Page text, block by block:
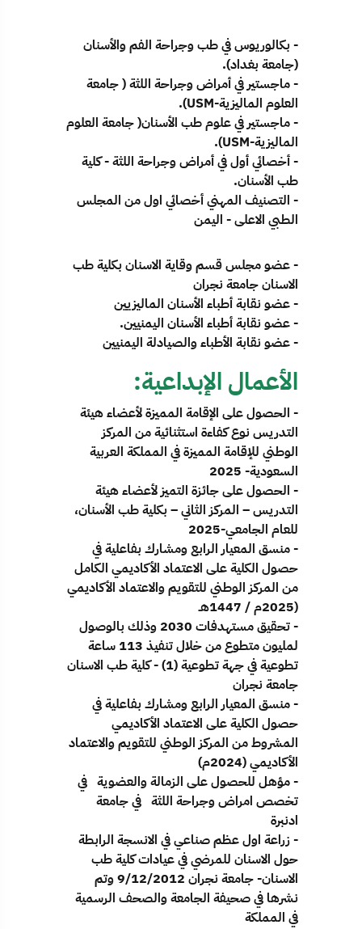
- بكالوريوس في طب وجراحة الفم والأسنان
(جامعة بغداد).
- ماجستير في أمراض وجراحة اللثة ( جامعة
العلوم الماليزية-USM).
- ماجستير في علوم طب الأسنان( جامعة العلوم
الماليزية-USM).
- أخصائي أول في أمراض وجراحة اللثة - كلية
طب الأسنان.
- التصنيف المهني أخصائي اول من المجلس
الطبي الاعلى - اليمن
- عضو مجلس قسم وقاية الاسنان بكلية طب
الاسنان جامعة نجران
- عضو نقابة أطباء الأسنان الماليزيين
- عضو نقابة أطباء الأسنان اليمنيين.
- عضو نقابة الأطباء والصيادلة اليمنيين
الأعمال الإبداعية:
- الحصول على الإقامة المميزة لأعضاء هيئة
التدريس نوع كفاءة استثنائية من المركز
الوطني للإقامة المميزة في المملكة العربية
السعودية- 2025
- الحصول على جائزة التميز لأعضاء هيئة
التدريس – المركز الثاني – بكلية طب الأسنان،
للعام الجامعي-2025
- منسق المعيار الرابع ومشارك بفاعلية في
حصول الكلية على الاعتماد الأكاديمي الكامل
من المركز الوطني للتقويم والاعتماد الأكاديمي
(2025م / 1447هـ
- تحقيق مستهدفات 2030 وذلك بالوصول
لمليون متطوع من خلال تنفيذ 113 ساعة
تطوعية في جهة تطوعية (1) - كلية طب الاسنان
جامعة نجران
- منسق المعيار الرابع ومشارك بفاعلية في
حصول الكلية على الاعتماد الأكاديمي
المشروط من المركز الوطني للتقويم والاعتماد
الأكاديمي (2024م)
- مؤهل للحصول على الزمالة والعضوية في
تخصص امراض وجراحة اللثة في جامعة
ادنبرة
- زراعة اول عظم صناعي في الانسجة الرابطة
حول الاسنان للمرضي في عيادات كلية طب
الاسنان- جامعة نجران 9/12/2012 وتم
نشرها في صحيفة الجامعة والصحف الرسمية
في المملكة